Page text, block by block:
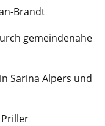
Brandt
gemeindenahe
Sarina Alpers und